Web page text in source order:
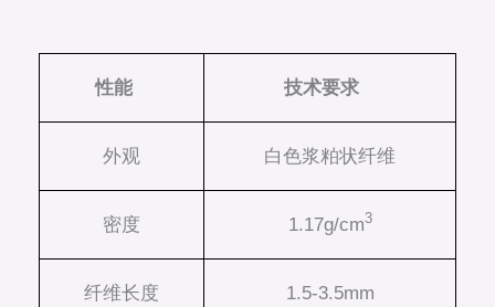
性能 技术要求
外观 白色浆粕状纤维
密度 1.17g/cm3
纤维长度 1.5-3.5mm